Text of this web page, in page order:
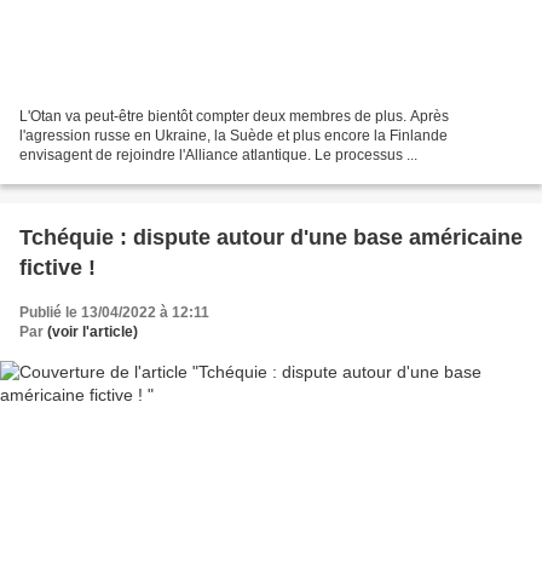
L'Otan va peut-être bientôt compter deux membres de plus. Après
l'agression russe en Ukraine, la Suède et plus encore la Finlande
envisagent de rejoindre l'Alliance atlantique. Le processus ...
Tchéquie : dispute autour d'une base américaine
fictive !
Publié le 13/04/2022 à 12:11
Par (voir l'article)